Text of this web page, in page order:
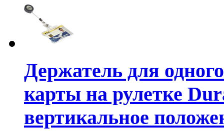
Держатель для
карты на рулетке
вертикальное